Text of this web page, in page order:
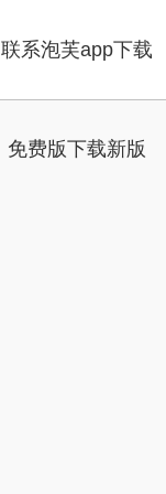
联系泡芙app下载
免费版下载新版